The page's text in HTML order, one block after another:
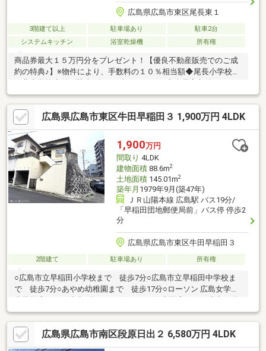
広島県広島市東区尾長東１
3階建て以上 駐車場あり
駐車2台
システムキッチン
浴室乾燥機 所有権
商品券最大１５万円分をプレゼント！【優良不動産販売でのご成
約の特典♪】※物件により、手数料の１０％相当額◆尾長小学校・
◇◆キッチン・風呂・トイレ・洗面新品交換◎◆食洗機、浴室乾
燥、追炊機能付き！◆◇◇◆◇◇◆【疑問や不安ゼロ】あなたに
寄り添った、物件探しを始めましょう！◎自由にネット検索でき
るタブレットをご用意！広島全エリア約９０００物件を常時オー
プン公開◎ ⇒ご自分で条件を入力し、納得いくまで探せます。
◆新着・計画中物件など…豊富な物件情報は『関連リンク』へ優
良不動産販売広島市南区皆実町3丁目3-22
広島県広島市東区牛田早稲田３ 1,900万円 4LDK
1,900万円
間取り 4LDK
建物面積88.6m2
土地面積145.01m2
築年月 1979年9月(築47年)
ＪＲ山陽本線 広島駅 バス19分/
「早稲田団地郵便局前」バス停 停歩2
分
広島県広島市東区牛田早稲田３
2階建て 駐車場あり 所有権
○広島市立早稲田小学校まで 徒歩7分○広島市立早稲田中学校ま
で 徒歩7分○あやめ幼稚園まで 徒歩17分○ローソン 広島女学院
○早稲田団地郵便局前バス停まで 徒歩2分
広島県広島市南区段原日出２ 6,580万円 4LDK